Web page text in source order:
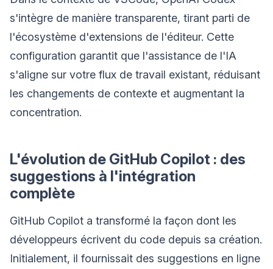
s'intègre de manière transparente, tirant parti de
l'écosystème d'extensions de l'éditeur. Cette
configuration garantit que l'assistance de l'IA
s'aligne sur votre flux de travail existant, réduisant
les changements de contexte et augmentant la
concentration.
L'évolution de GitHub Copilot : des
suggestions à l'intégration
complète
GitHub Copilot a transformé la façon dont les
développeurs écrivent du code depuis sa création.
Initialement, il fournissait des suggestions en ligne